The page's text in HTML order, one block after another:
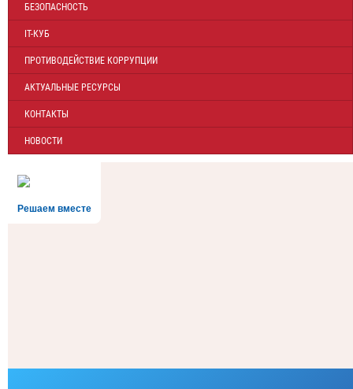
БЕЗОПАСНОСТЬ
IT-КУБ
ПРОТИВОДЕЙСТВИЕ КОРРУПЦИИ
АКТУАЛЬНЫЕ РЕСУРСЫ
КОНТАКТЫ
НОВОСТИ
Решаем вместе